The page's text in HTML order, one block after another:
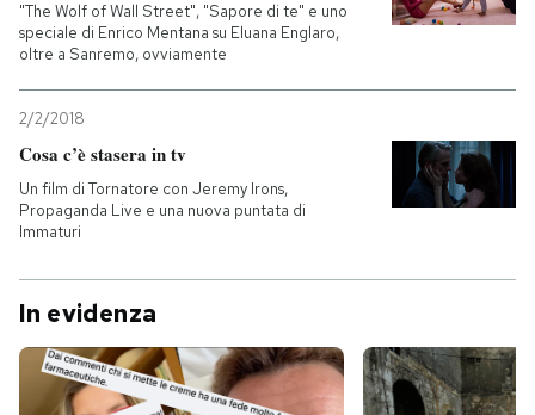
"The Wolf of Wall Street", "Sapore di te" e uno
speciale di Enrico Mentana su Eluana Englaro,
oltre a Sanremo, ovviamente
2/2/2018
Cosa c’è stasera in tv
Un film di Tornatore con Jeremy Irons,
Propaganda Live e una nuova puntata di
Immaturi
In evidenza